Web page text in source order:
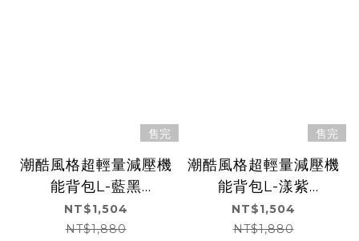
售完
潮酷風格超輕量減壓機
能背包L-藍黑
(U3290)
NT$1,504
NT$1,880
售完
潮酷風格超輕量減壓機
能背包L-漾紫
(U3290)
NT$1,504
NT$1,880